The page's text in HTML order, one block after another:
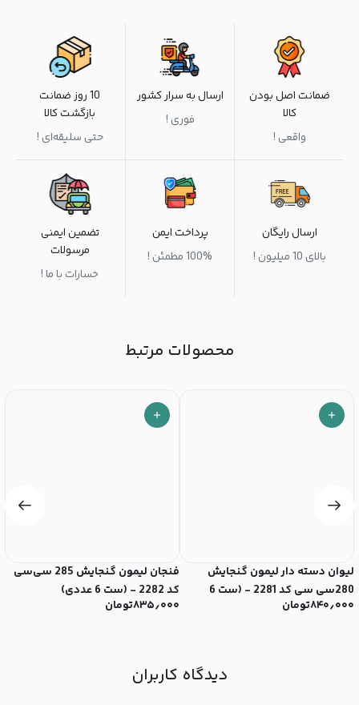
ضمانت اصل بودن
کالا
واقعی !
ارسال به سرار کشور
فوری !
10 روز ضمانت
بازگشت کالا
حتی سلیقه‌ای !
ارسال رایگان
بالای 10 میلیون !
پرداخت ایمن
100% مطمئن !
تضمین ایمنی
مرسولات
خسارات با ما !
محصولات مرتبط
لیوان دسته دار لیمون گنجایش
280سی سی کد 2281 - (ست 6
عددی)
۸۴۰٫۰۰۰تومان
فنجان لیمون گنجایش 285 سی‌سی
کد 2282 - (ست 6 عددی)
۸۳۵٫۰۰۰تومان
دیدگاه کاربران